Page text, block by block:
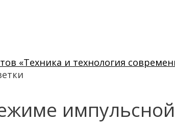
«Техника и технология
импульсной